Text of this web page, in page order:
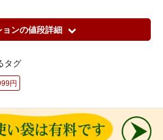
ョンの値段詳細
タグ
円